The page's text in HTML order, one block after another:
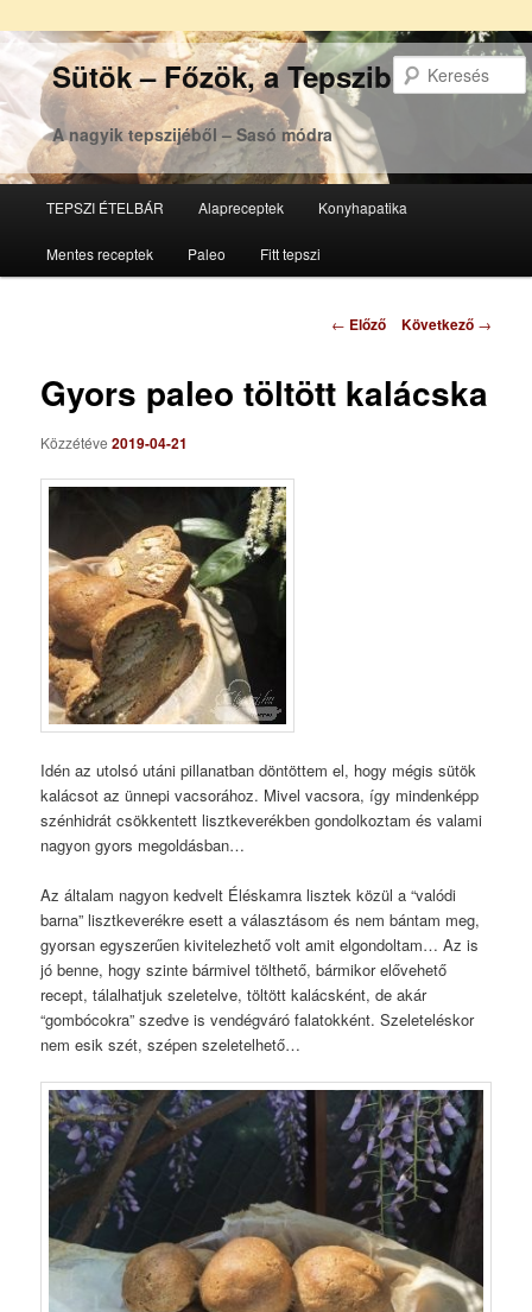
Sütök – Főzök, a Tepsziből
A nagyik tepszijéből – Sasó módra
Tovább
az
Tovább
a
TEPSZI ÉTELBÁR Alapreceptek Konyhapatika
Mentes receptek Paleo Fitt tepszi
Bejegyzés
← Előző Következő →
Gyors paleo töltött kalácska
Közzétéve2019-04-21
Idén az utolsó utáni pillanatban döntöttem el, hogy mégis sütök
kalácsot az ünnepi vacsorához. Mivel vacsora, így mindenképp
szénhidrát csökkentett lisztkeverékben gondolkoztam és valami
nagyon gyors megoldásban…
Az általam nagyon kedvelt Éléskamra lisztek közül a “valódi
barna” lisztkeverékre esett a választásom és nem bántam meg,
gyorsan egyszerűen kivitelezhető volt amit elgondoltam… Az is
jó benne, hogy szinte bármivel tölthető, bármikor elővehető
recept, tálalhatjuk szeletelve, töltött kalácsként, de akár
“gombócokra” szedve is vendégváró falatokként. Szeleteléskor
nem esik szét, szépen szeletelhető…